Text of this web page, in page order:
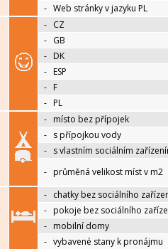
- Web stránky v jazyku PL
- CZ
- GB
- DK
- ESP
- F
- PL
- místo bez přípojek
- s přípojkou vody
- s vlastním sociálním
- průměná velikost míst v m2
- chatky bez sociálního
- pokoje bez sociálního
- mobilní domy
- vybavené stany k pronájmu